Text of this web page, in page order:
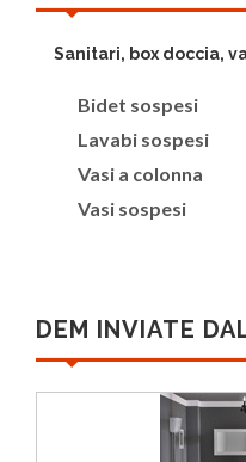
Sanitari, box doccia,
Bidet sospesi
Lavabi sospesi
Vasi a colonna
Vasi sospesi
DEM INVIATE